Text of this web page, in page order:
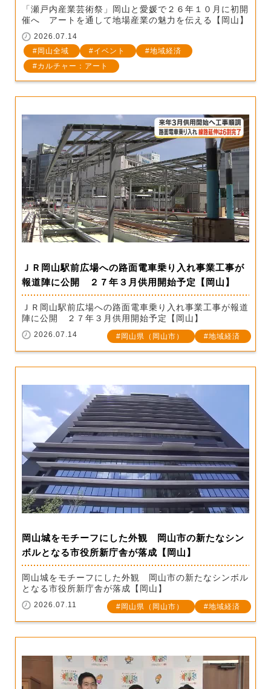
「瀬戸内産業芸術祭」岡山と愛媛で２６年１０月に初開
催へ アートを通して地場産業の魅力を伝える【岡山】
2026.07.14
岡山全域
イベント
地域経済
カルチャー：アート
ＪＲ岡山駅前広場への路面電車乗り入れ事業工事が
報道陣に公開 ２７年３月供用開始予定【岡山】
ＪＲ岡山駅前広場への路面電車乗り入れ事業工事が報道
陣に公開 ２７年３月供用開始予定【岡山】
2026.07.14 岡山県（岡山市） 地域経済
岡山城をモチーフにした外観 岡山市の新たなシン
ボルとなる市役所新庁舎が落成【岡山】
岡山城をモチーフにした外観 岡山市の新たなシンボル
となる市役所新庁舎が落成【岡山】
2026.07.11 岡山県（岡山市） 地域経済